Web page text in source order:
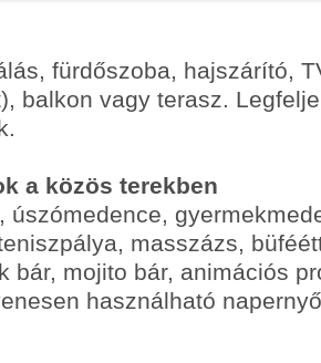
fürdőszoba, hajszárító,
balkon vagy terasz.
a közös terekben
úszómedence,
masszázs,
bár, mojito bár, animációs
használható